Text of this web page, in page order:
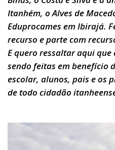
Itanhém, o Alves de
Eduprocames em Ibirajá.
recurso e parte com
E quero ressaltar aqui que
sendo feitas em benefício
escolar, alunos, pais e os
de todo cidadão